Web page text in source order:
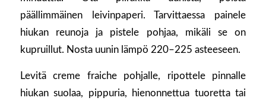
päällimmäinen leivinpaperi. Tarvittaessa painele
hiukan reunoja ja pistele pohjaa, mikäli se on
kupruillut. Nosta uunin lämpö 220–225 asteeseen.
Levitä creme fraiche pohjalle, ripottele pinnalle
hiukan suolaa, pippuria, hienonnettua tuoretta tai